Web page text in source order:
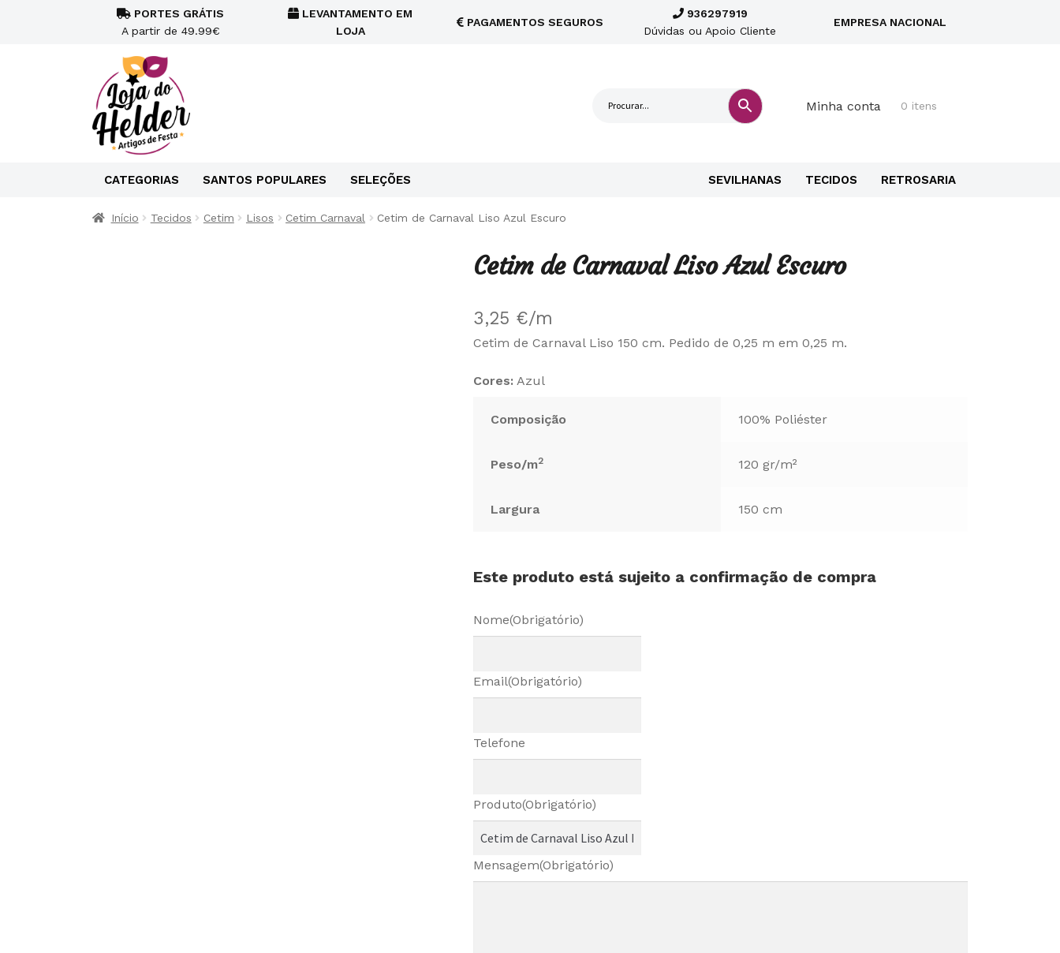
PORTES GRÁTIS
A partir de 49.99€
LEVANTAMENTO EM
LOJA
PAGAMENTOS SEGUROS
936297919
Dúvidas ou Apoio Cliente
EMPRESA NACIONAL
Minha conta 0 itens
CATEGORIAS SANTOS POPULARES SELEÇÕES SEVILHANAS TECIDOS RETROSARIA
Início Tecidos Cetim Lisos Cetim Carnaval Cetim de Carnaval Liso Azul Escuro
Cetim de Carnaval Liso Azul Escuro
3,25 €/m
Cetim de Carnaval Liso 150 cm. Pedido de 0,25 m em 0,25 m.
Cores: Azul
Composição 100% Poliéster
Peso/m2 120 gr/m²
Largura 150 cm
Este produto está sujeito a confirmação de compra
Nome(Obrigatório)
Email(Obrigatório)
Telefone
Produto(Obrigatório)
Mensagem(Obrigatório)